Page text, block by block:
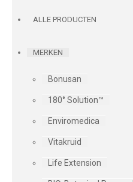
ALLE PRODUCTEN
MERKEN
Bonusan
180° Solution™
Enviromedica
Vitakruid
Life Extension